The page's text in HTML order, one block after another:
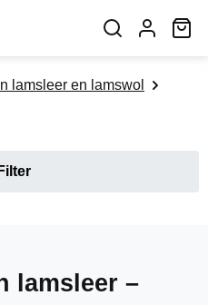
lamsleer en lamswol
Filter
lamsleer –